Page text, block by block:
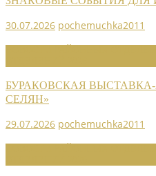
30.07.2026 pochemuchka2011
БУРАКОВСКАЯ
СЕЛЯН»
29.07.2026 pochemuchka2011